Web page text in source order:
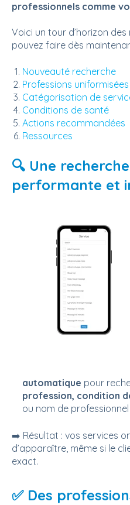
professionnels comme
Voici un tour d’horizon
pouvez faire dès
Nouveauté recherche
Professions uniformisées
Catégorisation de
Conditions de santé
Actions recommandées
Ressources
🔍 Une
performante et
automatique pour
profession, condition
ou nom de professionnel
➡️ Résultat : vos services
d’apparaître, même si le
exact.
✅ Des